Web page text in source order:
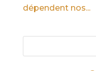
dépendent nos...